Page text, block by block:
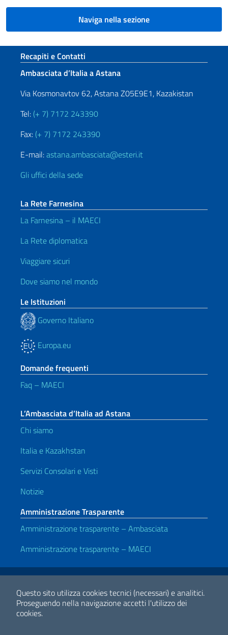
Questo sito utilizza cookies tecnici (necessari) e analitici.
Proseguendo nella navigazione accetti l'utilizzo dei
cookies.
Naviga nella sezione
Sezione footer
Recapiti e Contatti
Ambasciata d’Italia a Astana
Via Kosmonavtov 62, Astana Z05E9E1, Kazakistan
Tel: (+ 7) 7172 243390
Fax: (+ 7) 7172 243390
E-mail:astana.ambasciata@esteri.it
Gli uffici della sede
La Rete Farnesina
La Farnesina – il MAECI
La Rete diplomatica
Viaggiare sicuri
Dove siamo nel mondo
Le Istituzioni
Governo Italiano
Europa.eu
Domande frequenti
Faq – MAECI
L’Ambasciata d’Italia ad Astana
Chi siamo
Italia e Kazakhstan
Servizi Consolari e Visti
Notizie
Amministrazione Trasparente
Amministrazione trasparente – Ambasciata
Amministrazione trasparente – MAECI
Link Utili